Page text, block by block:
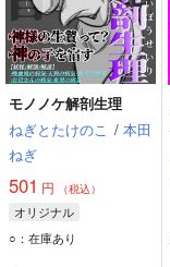
モノノケ解剖生理
ねぎとたけのこ / 本田
ねぎ
501 円 （税込）
オリジナル
○：在庫あり